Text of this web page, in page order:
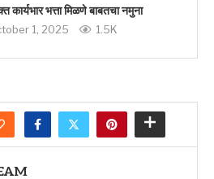
कार्यभार भत्ता मिळणे बाबतचा नमुना
1, 2025 1.5K